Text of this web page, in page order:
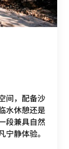
间，配备沙
水休憩还是
段兼具自然
静体验。